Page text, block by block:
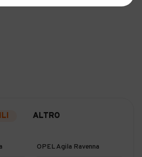
ALTRO
OPEL Agila Ravenna